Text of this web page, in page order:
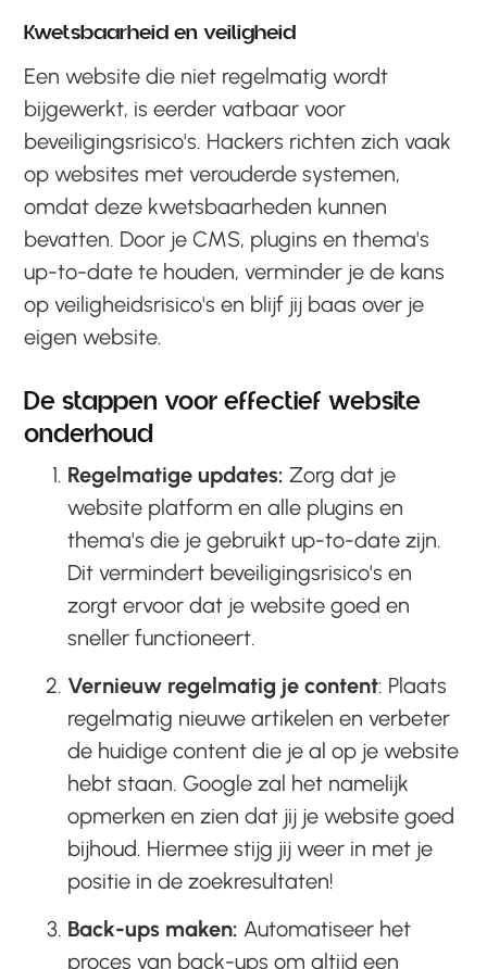
Kwetsbaarheid en veiligheid
Een website die niet regelmatig wordt
bijgewerkt, is eerder vatbaar voor
beveiligingsrisico's. Hackers richten zich vaak
op websites met verouderde systemen,
omdat deze kwetsbaarheden kunnen
bevatten. Door je CMS, plugins en thema's
up-to-date te houden, verminder je de kans
op veiligheidsrisico's en blijf jij baas over je
eigen website.
De stappen voor effectief website
onderhoud
Regelmatige updates:Zorg dat je
website platform en alle plugins en
thema's die je gebruikt up-to-date zijn.
Dit vermindert beveiligingsrisico's en
zorgt ervoor dat je website goed en
sneller functioneert.
Vernieuw regelmatig je content: Plaats
regelmatig nieuwe artikelen en verbeter
de huidige content die je al op je website
hebt staan. Google zal het namelijk
opmerken en zien dat jij je website goed
bijhoud. Hiermee stijg jij weer in met je
positie in de zoekresultaten!
Back-ups maken: Automatiseer het
proces van back-ups om altijd een